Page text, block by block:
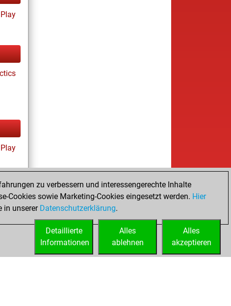
Play
Play
zu verbessern und interessengerechte Inhalte
Cookies sowie Marketing-Cookies eingesetzt werden. Hier
in unserer Datenschutzerklärung.
Alles
akzeptieren
Alles
ablehnen
Detaillierte
Informationen